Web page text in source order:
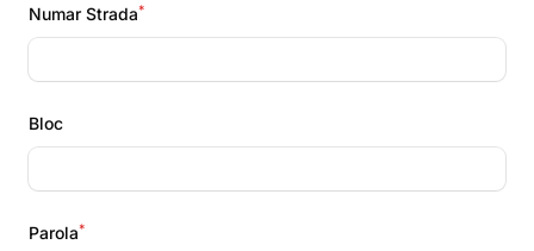
Numar Strada*
Bloc
Parola*